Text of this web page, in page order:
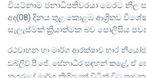
වියට්නාම ජනාධිපතිවරයා මෙරට නිල
අද(08) දිනය තුළ කොළඹ ආශ්‍රිතව
සැලැස්මක් ක්‍රියාත්මක බව පොලීසිය
රථවාහන හා මාර්ග ආරක්ෂාව භාර
ඩබ්ලිව්.පී.ජේ. සේනාධීර සඳහන් කළේ, ඒ